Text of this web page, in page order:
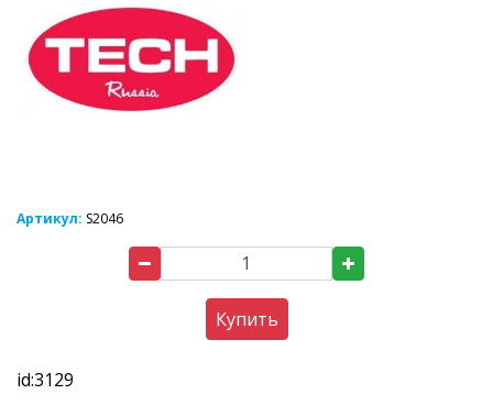
Артикул: S2046
Купить
id:3129